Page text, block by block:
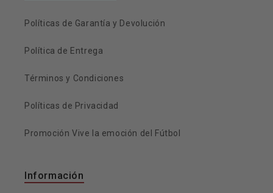
Políticas de Garantía y Devolución
Política de Entrega
Términos y Condiciones
Políticas de Privacidad
Promoción Vive la emoción del Fútbol
Información